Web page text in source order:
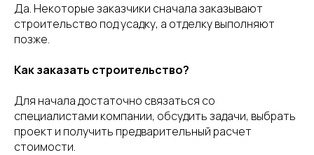
Да. Некоторые заказчики сначала заказывают
строительство под усадку, а отделку выполняют
позже.
Как заказать строительство?
Для начала достаточно связаться со
специалистами компании, обсудить задачи, выбрать
проект и получить предварительный расчет
стоимости.